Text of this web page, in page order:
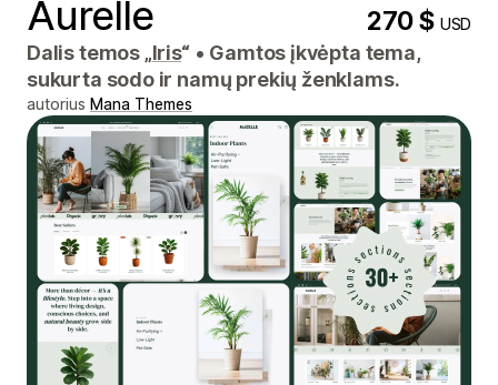
Aurelle 270 $USD
Dalis temos „Iris“ • Gamtos įkvėpta tema,
sukurta sodo ir namų prekių ženklams.
autorius Mana Themes